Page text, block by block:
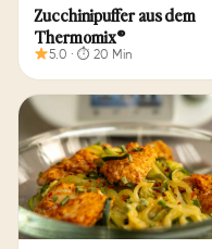
Zucchinipuffer aus dem
Thermomix®
5.0 · ⏱ 20 Min